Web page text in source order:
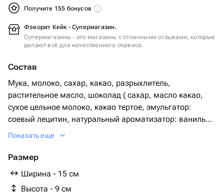
Получите 155 бонусов
Фэворит Кейк - Супермагазин.
Супермагазины - это магазины с отличными отзывами, которые
делают всё для качественного сервиса.
Состав
Мука, молоко, сахар, какао, разрыхлитель,
растительное масло, шоколад ( сахар, масло какао,
сухое цельное молоко, какао тертое, эмульгатор:
cоевый лецитин, натуральный ароматизатор: ваниль
)сливки 33%, сгущенное молоко, Нутелла, творожный
Показать еще
Размер
Ширина - 15 см
Высота - 9 см